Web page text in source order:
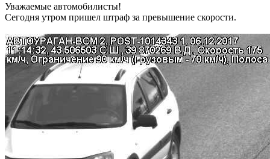
Уважаемые автомобилисты!
Сегодня утром пришел штраф за превышение скорости.